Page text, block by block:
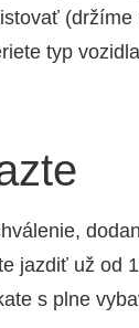
typ
jaz­diť už od
s plne